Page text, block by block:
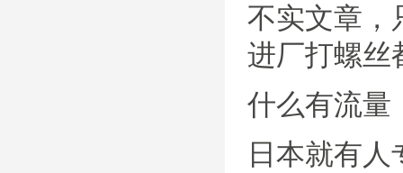
不实文章，
进厂打螺丝
什么有流量
日本就有